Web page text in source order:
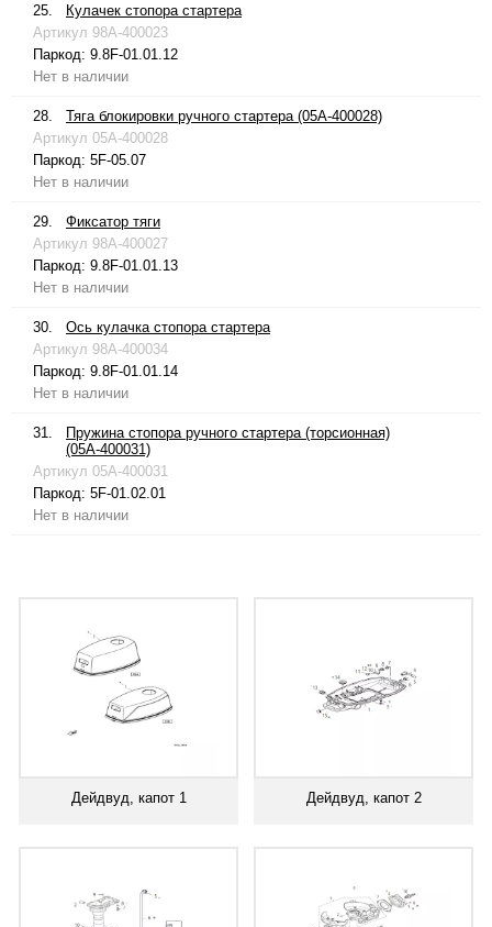
25.
Кулачек стопора стартера
Артикул 98A-400023
Паркод: 9.8F-01.01.12
Нет в наличии
28.
Тяга блокировки ручного стартера (05A-400028)
Артикул 05A-400028
Паркод: 5F-05.07
Нет в наличии
29.
Фиксатор тяги
Артикул 98A-400027
Паркод: 9.8F-01.01.13
Нет в наличии
30.
Ось кулачка стопора стартера
Артикул 98A-400034
Паркод: 9.8F-01.01.14
Нет в наличии
31.
Пружина стопора ручного стартера (торсионная)
(05A-400031)
Артикул 05A-400031
Паркод: 5F-01.02.01
Нет в наличии
Дейдвуд, капот 1 Дейдвуд, капот 2